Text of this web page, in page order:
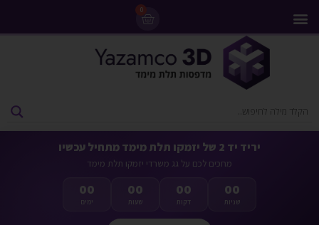
0
יריד יד 2 של יזמקו תלת מימד מתחיל עכשיו
מחכים לכם על גג משרדי יזמקו תלת מימד
00
ימים
00
שעות
00
דקות
00
שניות